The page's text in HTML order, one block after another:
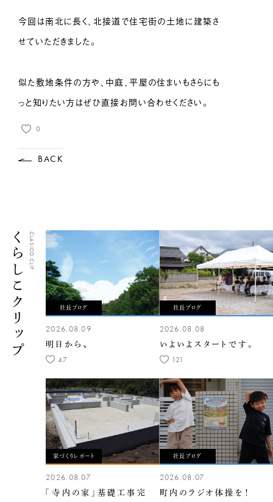
今回は南北に長く、北接道で住宅街の土地に建築さ
せていただきました。
似た敷地条件の方や、中庭、平屋の住まいもさらにも
っと知りたい方はぜひ直接お問い合わせください。
0
BACK
くらしこクリップCLASICO CLIP
社長ブログ
2026.08.09
明日から、
47
社長ブログ
2026.08.08
いよいよスタートです。
121
家づくりレポート
2026.08.07
「寺内の家」基礎工事完
社長ブログ
2026.08.07
町内のラジオ体操を！